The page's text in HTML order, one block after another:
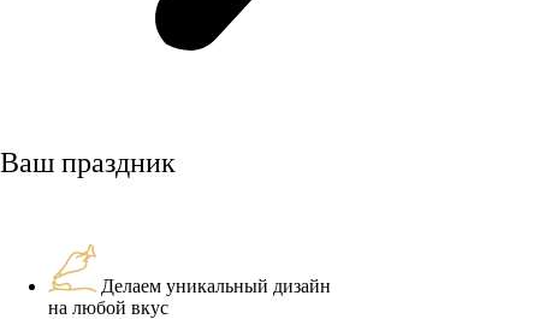
Ваш праздник
Делаем уникальный дизайн
на любой вкус